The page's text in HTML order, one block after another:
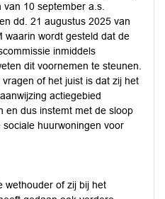
10 september a.s.
dd. 21 augustus 2025 van
waarin wordt gesteld dat de
inmiddels
dit voornemen te steunen.
of het juist is dat zij het
actiegebied
en dus instemt met de sloop
huurwoningen voor
wethouder of zij bij het